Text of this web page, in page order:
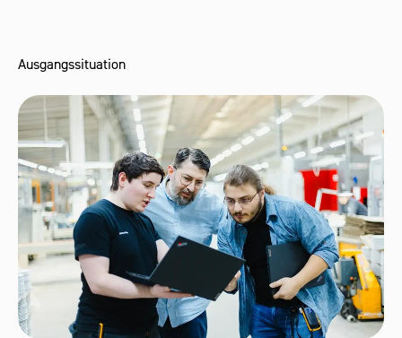
Ausgangssituation